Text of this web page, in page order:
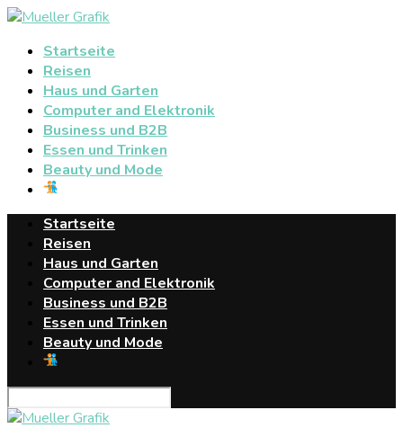
Startseite
Reisen
Haus und Garten
Computer and Elektronik
Business und B2B
Essen und Trinken
Beauty und Mode
Startseite
Reisen
Haus und Garten
Computer and Elektronik
Business und B2B
Essen und Trinken
Beauty und Mode